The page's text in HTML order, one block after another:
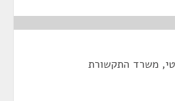
משרד התקשורת